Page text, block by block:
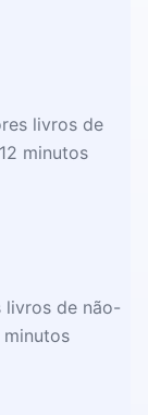
livros de
minutos
livros de não-